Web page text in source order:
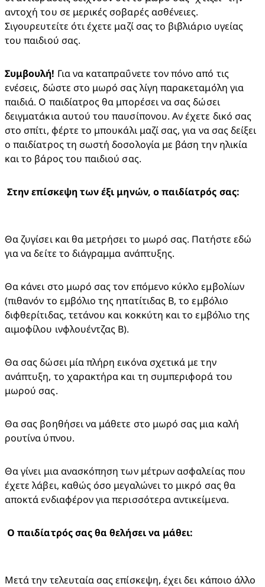
αντοχή του σε μερικές σοβαρές ασθένειες.
Σιγουρευτείτε ότι έχετε μαζί σας το βιβλιάριο υγείας
του παιδιού σας.
Συμβουλή! Για να καταπραΰνετε τον πόνο από τις
ενέσεις, δώστε στο μωρό σας λίγη παρακεταμόλη για
παιδιά. Ο παιδίατρος θα μπορέσει να σας δώσει
δειγματάκια αυτού του παυσίπονου. Αν έχετε δικό σας
στο σπίτι, φέρτε το μπουκάλι μαζί σας, για να σας δείξει
ο παιδίατρος τη σωστή δοσολογία με βάση την ηλικία
και το βάρος του παιδιού σας.
Θα ζυγίσει και θα μετρήσει το μωρό σας. Πατήστε εδώ
για να δείτε το διάγραμμα ανάπτυξης.
Θα κάνει στο μωρό σας τον επόμενο κύκλο εμβολίων
(πιθανόν το εμβόλιο της ηπατίτιδας Β, το εμβόλιο
διφθερίτιδας, τετάνου και κοκκύτη και το εμβόλιο της
αιμοφίλου ινφλουέντζας Β).
Θα σας δώσει μία πλήρη εικόνα σχετικά με την
ανάπτυξη, το χαρακτήρα και τη συμπεριφορά του
μωρού σας.
Θα σας βοηθήσει να μάθετε στο μωρό σας μια καλή
ρουτίνα ύπνου.
Θα γίνει μια ανασκόπηση των μέτρων ασφαλείας που
έχετε λάβει, καθώς όσο μεγαλώνει το μικρό σας θα
αποκτά ενδιαφέρον για περισσότερα αντικείμενα.
Μετά την τελευταία σας επίσκεψη, έχει δει κάποιο άλλο